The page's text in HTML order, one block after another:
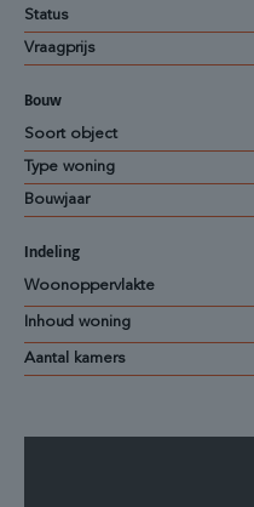
Status
Vraagprijs
Bouw
Soort object
Type woning
Bouwjaar
Indeling
Woonoppervlakte
Inhoud woning
Aantal kamers